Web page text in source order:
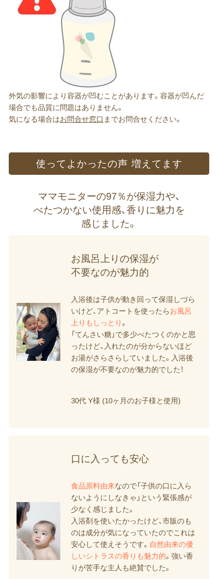
外気の影響により容器が凹むことがあります。容器が凹んだ
場合でも品質に問題はありません。
気になる場合はお問合せ窓口 までお問合せください。
使って​よかったの​声 増えてます
ママモニターの​97％が​保湿力や、
べたつかない​使用感、​香りに​魅力を​
感じました。
お風呂上りの​保湿が​
不要なのが​魅力的
入浴後は子供が動き回って保湿しづら
いけど、アトコートを使ったらお風呂
上りもしっとり。
「てんさい糖」で多少べたつくのかと思
ったけど、入れたのが分からないほど
お湯がさらさらしていました。入浴後
の保湿が不要なのが魅力的でした！
30代 Y様 (10ヶ月のお子様と使用)
口に​入っても​安心
食品原料由来なので「子供の口に入ら
ないようにしなきゃ」という緊張感が
少なく感じました。
入浴剤を使いたかったけど、市販のも
のは成分が気になっていたのでこれは
安心して使えそうです。 自然由来の優
しいシトラスの香りも魅力的。強い香
りが苦手な主人も絶賛でした。